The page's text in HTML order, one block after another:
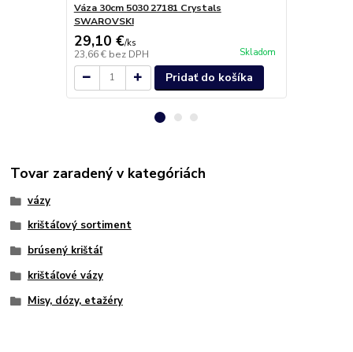
Váza 30cm 5030 27181 Crystals
SWAROVSKI
29,10 €/ks
23,66 € bez DPH Skladom
Pridať do košíka
Tovar zaradený v kategóriách
vázy
krištáľový sortiment
brúsený krištáľ
krištáľové vázy
Misy, dózy, etažéry